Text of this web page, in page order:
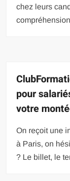
chez leurs
pour
votre
On reçoit une
à Paris, on
? Le billet, le